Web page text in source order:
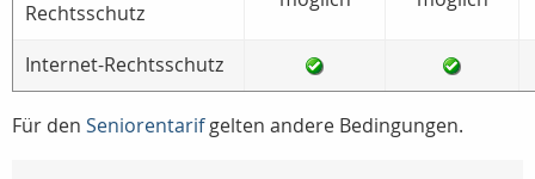
Rechtsschutz
Internet-Rechtsschutz
Für den Seniorentarifgelten andere Bedingungen.